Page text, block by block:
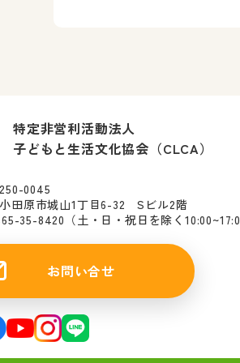
特定非営利活動法人
子どもと生活文化協会（CLCA）
0045
田原市城山1丁目6-32 Sビル2階
35-8420 （土・日・祝日を除く
お問い合せ